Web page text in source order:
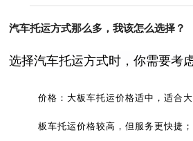
汽车托运方式那么多，我该怎么选择？
选择汽车托运方式时，你需要考
价格：大板车托运价格适中，适合
板车托运价格较高，但服务更快捷